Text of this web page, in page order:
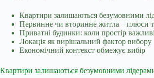
Квартири залишаються безумовними
Первинне чи вторинне житла – плюси
Приватні будинки: коли простір
Локація як вирішальний фактор вибору
Економічний контекст обмежує вибір
Квартири залишаються безумовними